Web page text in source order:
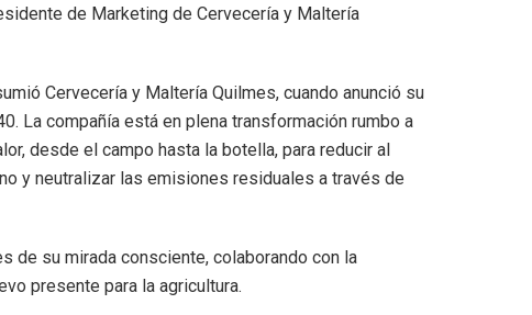
de Marketing de Cervecería y Maltería
Cervecería y Maltería Quilmes, cuando anunció su
La compañía está en plena transformación rumbo a
desde el campo hasta la botella, para reducir al
y neutralizar las emisiones residuales a través de
de su mirada consciente, colaborando con la
presente para la agricultura.